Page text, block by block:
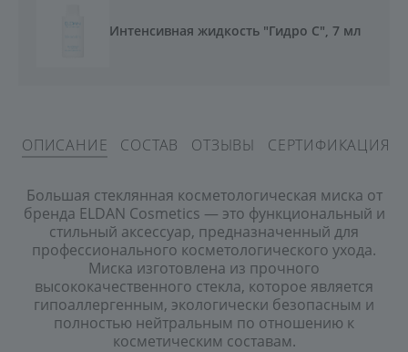
Интенсивная жидкость "Гидро С", 7 мл
ОПИСАНИЕ СОСТАВ ОТЗЫВЫ СЕРТИФИКАЦИЯ
Большая стеклянная косметологическая миска от
бренда ELDAN Cosmetics — это функциональный и
стильный аксессуар, предназначенный для
профессионального косметологического ухода.
Миска изготовлена из прочного
высококачественного стекла, которое является
гипоаллергенным, экологически безопасным и
полностью нейтральным по отношению к
косметическим составам.